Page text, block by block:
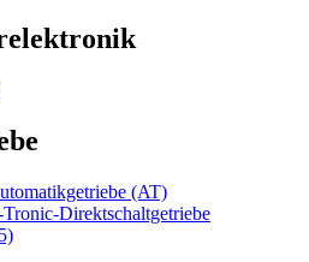
(AT)
Direktschaltgetriebe